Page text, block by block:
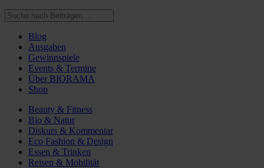
Blog
Ausgaben
Gewinnspiele
Events & Termine
Über BIORAMA
Shop
Beauty & Fitness
Bio & Natur
Diskurs & Kommentar
Eco Fashion & Design
Essen & Trinken
Reisen & Mobilität